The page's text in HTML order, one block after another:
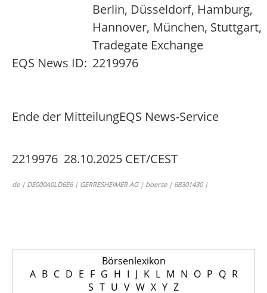
Berlin, Düsseldorf, Hamburg,
Hannover, München, Stuttgart,
Tradegate Exchange
EQS News ID: 2219976
Ende der MitteilungEQS News-Service
2219976 28.10.2025 CET/CEST
de | DE000A0LD6E6 | GERRESHEIMER AG | boerse | 68301430 |
Börsenlexikon
A B C D E F G H I J K L M N O P Q R
S T U V W X Y Z